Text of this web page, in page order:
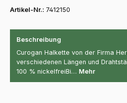
Artikel-Nr.: 7412150
Beschreibung
Curogan Halkette von der Firma
verschiedenen Längen und
100 % nickelfreiBi… Mehr